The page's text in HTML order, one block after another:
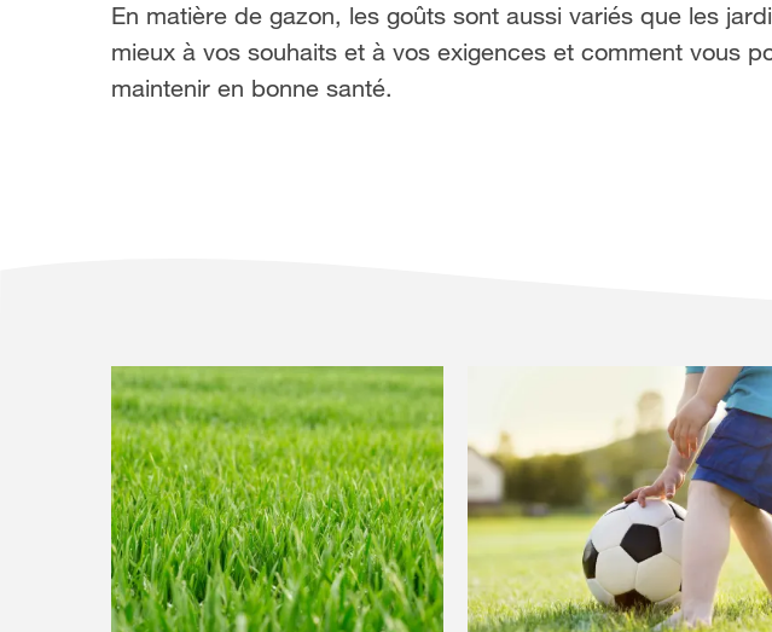
En matière de gazon, les goûts sont aussi variés que les
mieux à vos souhaits et à vos exigences et comment vous
maintenir en bonne santé.